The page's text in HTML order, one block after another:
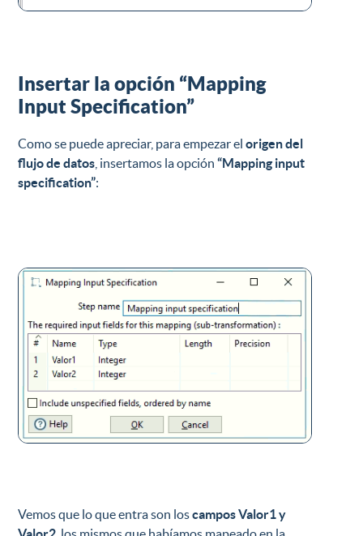
Insertar la opción “Mapping
Input Specification”
Como se puede apreciar, para empezar elorigen del
flujo de datos , insertamos la opción “Mapping input
specification”:
Vemos que lo que entra son loscampos Valor1 y